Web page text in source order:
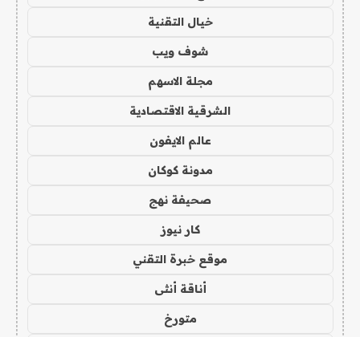
خيال التقنية
شوف ويب
مجلة الاسهم
الشرقية الاقتصادية
عالم الايفون
مدونة كوكان
صحيفة نهج
كار نيوز
موقع خبرة التقني
أناقة أنثى
متورخ